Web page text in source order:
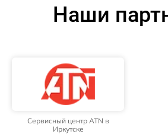
Наши
Сервисный центр ATN в
Иркутске